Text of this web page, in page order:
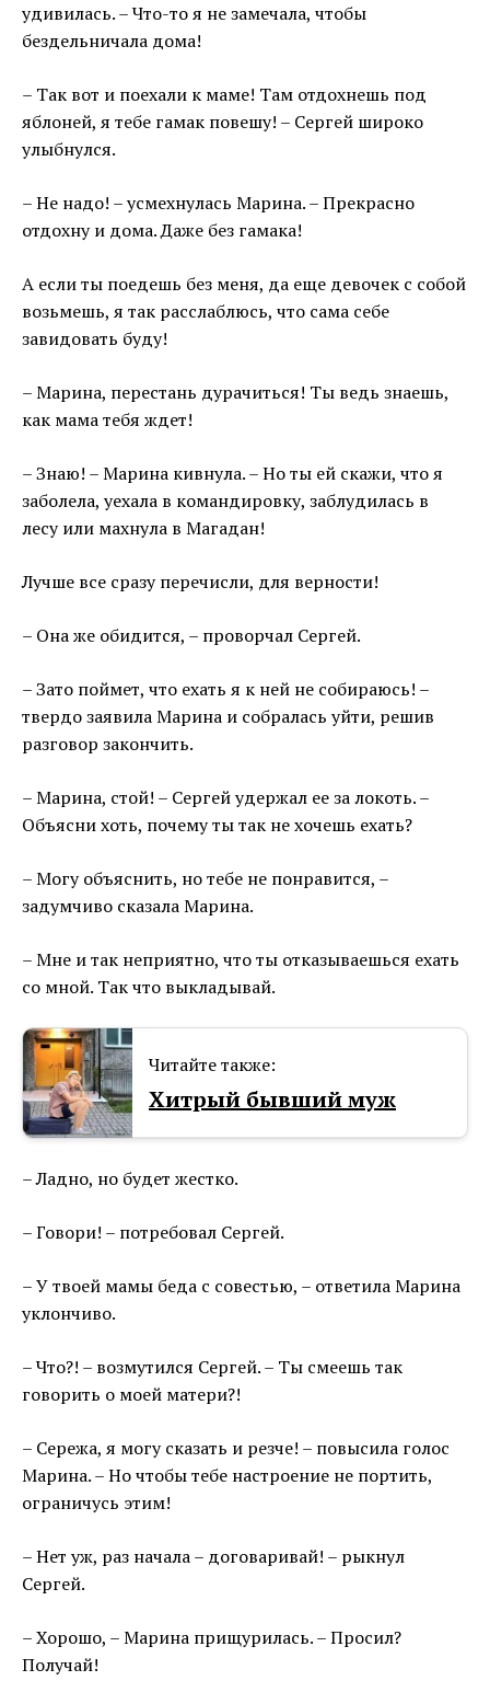
удивилась. – Что-то я не замечала, чтобы
бездельничала дома!
– Так вот и поехали к маме! Там отдохнешь под
яблоней, я тебе гамак повешу! – Сергей широко
улыбнулся.
– Не надо! – усмехнулась Марина. – Прекрасно
отдохну и дома. Даже без гамака!
А если ты поедешь без меня, да еще девочек с собой
возьмешь, я так расслаблюсь, что сама себе
завидовать буду!
– Марина, перестань дурачиться! Ты ведь знаешь,
как мама тебя ждет!
– Знаю! – Марина кивнула. – Но ты ей скажи, что я
заболела, уехала в командировку, заблудилась в
лесу или махнула в Магадан!
Лучше все сразу перечисли, для верности!
– Она же обидится, – проворчал Сергей.
– Зато поймет, что ехать я к ней не собираюсь! –
твердо заявила Марина и собралась уйти, решив
разговор закончить.
– Марина, стой! – Сергей удержал ее за локоть. –
Объясни хоть, почему ты так не хочешь ехать?
– Могу объяснить, но тебе не понравится, –
задумчиво сказала Марина.
– Мне и так неприятно, что ты отказываешься ехать
со мной. Так что выкладывай.
Читайте также:
Хитрый бывший муж
– Ладно, но будет жестко.
– Говори! – потребовал Сергей.
– У твоей мамы беда с совестью, – ответила Марина
уклончиво.
– Что?! – возмутился Сергей. – Ты смеешь так
говорить о моей матери?!
– Сережа, я могу сказать и резче! – повысила голос
Марина. – Но чтобы тебе настроение не портить,
ограничусь этим!
– Нет уж, раз начала – договаривай! – рыкнул
Сергей.
– Хорошо, – Марина прищурилась. – Просил?
Получай!